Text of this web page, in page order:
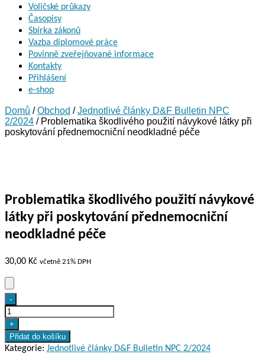
Voličské průkazy
Časopisy
Sbírka zákonů
Vazba diplomové práce
Povinně zveřejňované informace
Kontakty
Přihlášení
e-shop
Domů /Obchod /Jednotlivé články D&F Bulletin NPC
2/2024 / Problematika škodlivého použití návykové látky při
poskytování přednemocniční neodkladné péče
Problematika škodlivého použití návykové
látky při poskytování přednemocniční
neodkladné péče
30,00 Kč včetně 21% DPH
Problematika
škodlivého
použití
návykové
látky
-
+
Přidat do košíku
Kategorie: Jednotlivé články D&F Bulletin NPC 2/2024